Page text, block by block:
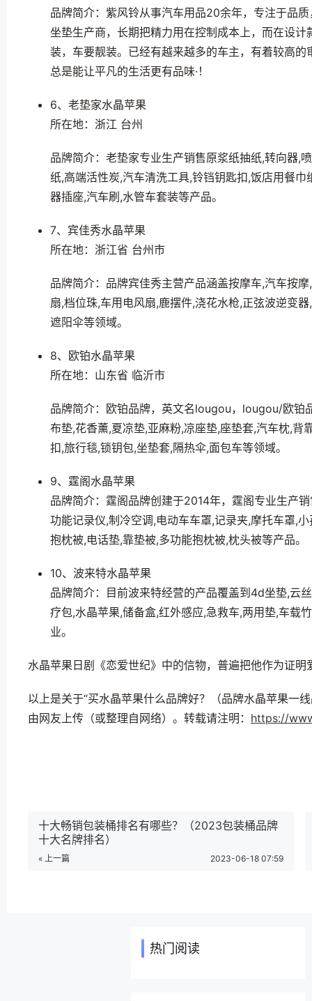
品牌简介：紫风铃从事汽车用品20余年，专注于品
坐垫生产商，长期把精力用在控制成本上，而在设
装，车要靓装。已经有越来越多的车主，有着较高
总是能让平凡的生活更有品味·！
6、老垫家水晶苹果
所在地：浙江 台州
品牌简介：老垫家专业生产销售原浆纸抽纸,转向器,
纸,高端活性炭,汽车清洗工具,铃铛钥匙扣,饭店用餐
器插座,汽车刷,水管车套装等产品。
7、宾佳秀水晶苹果
所在地：浙江省 台州市
品牌简介：品牌宾佳秀主营产品涵盖按摩车,汽车按
扇,档位珠,车用电风扇,鹿摆件,浇花水枪,正弦波逆变
遮阳伞等领域。
8、欧铂水晶苹果
所在地：山东省 临沂市
品牌简介：欧铂品牌，英文名lougou，lougou/欧
布垫,花香薰,夏凉垫,亚麻粉,凉座垫,座垫套,汽车枕,
扣,旅行毯,锁钥包,坐垫套,隔热伞,面包车等领域。
9、霆阁水晶苹果
品牌简介：霆阁品牌创建于2014年，霆阁专业生产
功能记录仪,制冷空调,电动车车罩,记录夹,摩托车罩,
抱枕被,电话垫,靠垫被,多功能抱枕被,枕头被等产品。
10、波来特水晶苹果
品牌简介：目前波来特经营的产品覆盖到4d坐垫,云
疗包,水晶苹果,储备盒,红外感应,急救车,两用垫,车载
业。
水晶苹果日剧《恋爱世纪》中的信物，普遍把他作为证明
以上是关于“买水晶苹果什么品牌好？（品牌水晶苹果一
由网友上传（或整理自网络）。转载请注明： https://
十大畅销包装桶排名有哪些？（2023包装桶品牌
十大名牌排名）
« 上一篇 2023-06-18 07:59
热门阅读